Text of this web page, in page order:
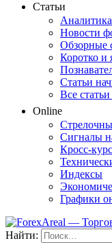
Статьи
Новости
Обзорные
Коротко и
Статьи
Все
Online
Сигналы
Кросс-
Индексы
Графики
Найти: